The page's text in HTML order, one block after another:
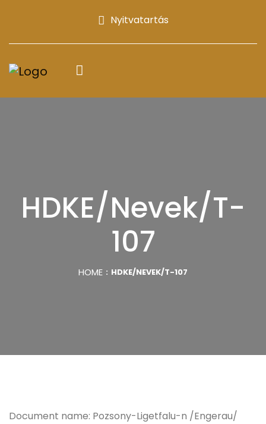
Nyitvatartás
HDKE/Nevek/T-
107
HOME HDKE/NEVEK/T-107
Document name: Pozsony-Ligetfalu-n /Engerau/